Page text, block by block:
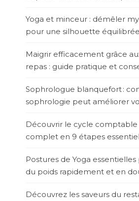
Yoga et minceur : démêler
pour une silhouette équilibrée
Maigrir efficacement grâce
repas : guide pratique et
Sophrologue blanquefort :
sophrologie peut améliorer
Découvrir le cycle comptable
complet en 9 étapes
Postures de Yoga
du poids rapidement et en
Découvrez les saveurs du